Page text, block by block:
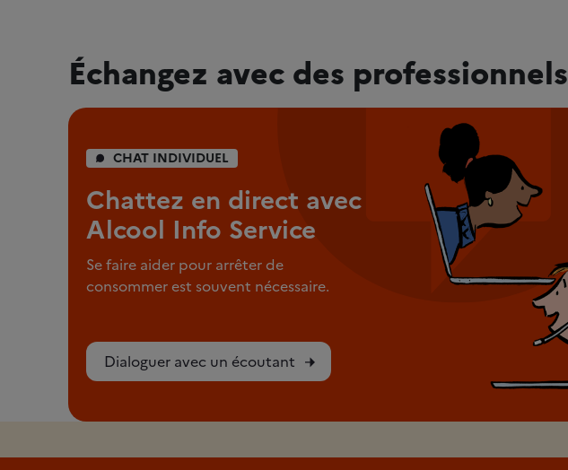
Échangez avec des professionnels
CHAT INDIVIDUEL
Chattez en direct avec
Alcool Info Service
Se faire aider pour arrêter de
consommer est souvent nécessaire.
Dialoguer avec un écoutant